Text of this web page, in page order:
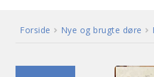
Forside Nye og brugte døre